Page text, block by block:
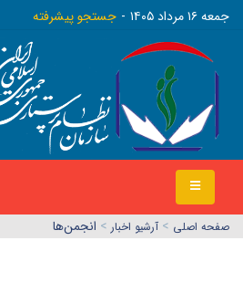
جمعه ١٦ مرداد ١٤٠٥ جستجو پیشرفته
صفحه اصلي > آرشیو اخبار > انجمن‌ها